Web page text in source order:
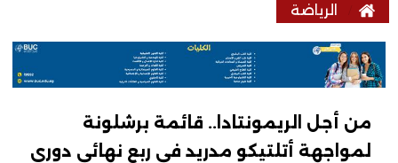
الرياضة
من أجل الريمونتادا.. قائمة برشلونة
لمواجهة أتلتيكو مدريد في ربع نهائي دوري